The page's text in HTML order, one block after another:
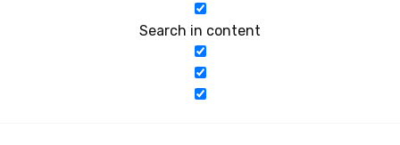
Search in content